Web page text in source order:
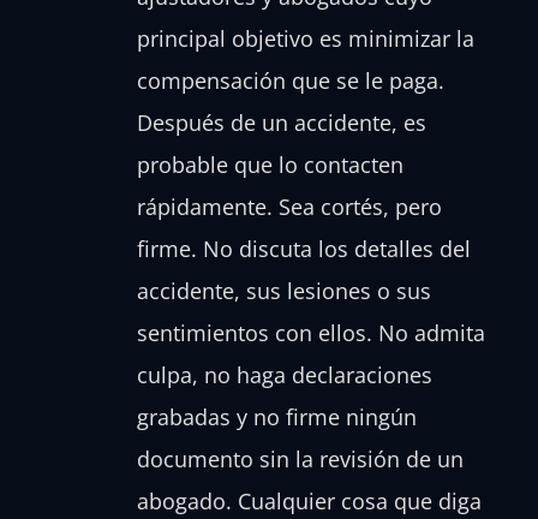
principal objetivo es minimizar la
compensación que se le paga.
Después de un accidente, es
probable que lo contacten
rápidamente. Sea cortés, pero
firme. No discuta los detalles del
accidente, sus lesiones o sus
sentimientos con ellos. No admita
culpa, no haga declaraciones
grabadas y no firme ningún
documento sin la revisión de un
abogado. Cualquier cosa que diga